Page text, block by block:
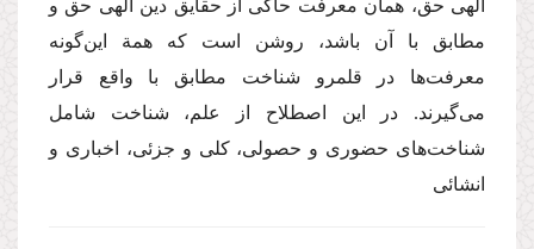
الهی حق، همان معرفت حاکی از حقایق دین الهی حق و
مطابق با آن باشد، روشن است که همة این‌گونه
معرفت‌ها در قلمرو شناخت مطابق با واقع قرار
می‌گیرند. در این اصطلاح از علم، شناخت شامل
شناخت‌های حضوری و حصولی، کلی و جزئی، اخباری و
انشائی